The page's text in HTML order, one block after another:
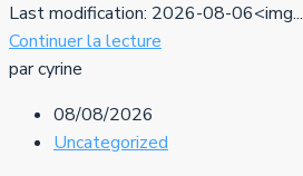
Last modification: 2026-08-06<img...
Continuer la lecture
par cyrine
08/08/2026
Uncategorized